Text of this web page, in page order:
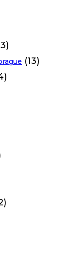
(13)